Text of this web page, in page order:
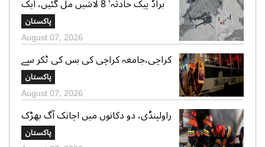
براڈ پیک حادثہ‘ 8 لاشیں مل گئیں، ایک
تک رسائی مشکل، 2 کی تلاش جاری‘
صدر الپائن کلب
پاکستان
August 07, 2026
کراچی،جامعہ کراچی کی بس کی ٹکر سے
موٹر سائیکل سوار لڑکی جاں بحق،ڈرائیور
گرفتار
پاکستان
August 07, 2026
راولپنڈی، دو دکانوں میں اچانک آگ بھڑک
اٹھی، ریسکیو کی بروقت کارروائی، بڑا
نقصان ٹل گیا
پاکستان